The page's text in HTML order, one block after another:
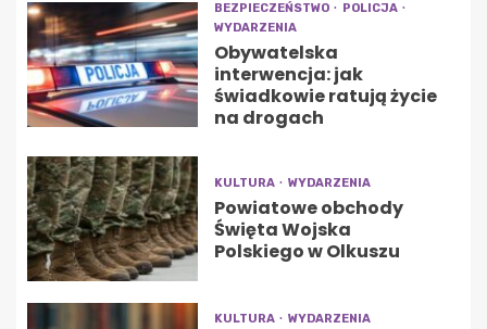
BEZPIECZEŃSTWO
POLICJA
WYDARZENIA
Obywatelska
interwencja: jak
świadkowie ratują życie
na drogach
KULTURA WYDARZENIA
Powiatowe obchody
Święta Wojska
Polskiego w Olkuszu
KULTURA WYDARZENIA